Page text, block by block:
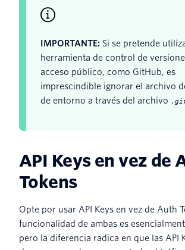
IMPORTANTE: Si se pretende
herramienta de control de
acceso público, como GitHub, es
imprescindible ignorar el archivo
de entorno a través del archivo
API Keys en vez de
Tokens
Opte por usar API Keys en vez de Auth
funcionalidad de ambas es
pero la diferencia radica en que las API